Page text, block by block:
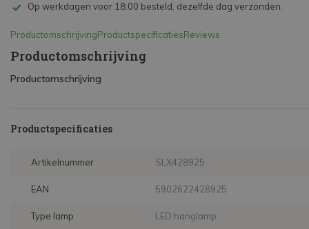
Op werkdagen voor 18:00 besteld, dezelfde dag verzonden.
ProductomschrijvingProductspecificatiesReviews
Productomschrijving
Productomschrijving
Productspecificaties
Artikelnummer SLX428925
EAN 5902622428925
Type lamp LED hanglamp